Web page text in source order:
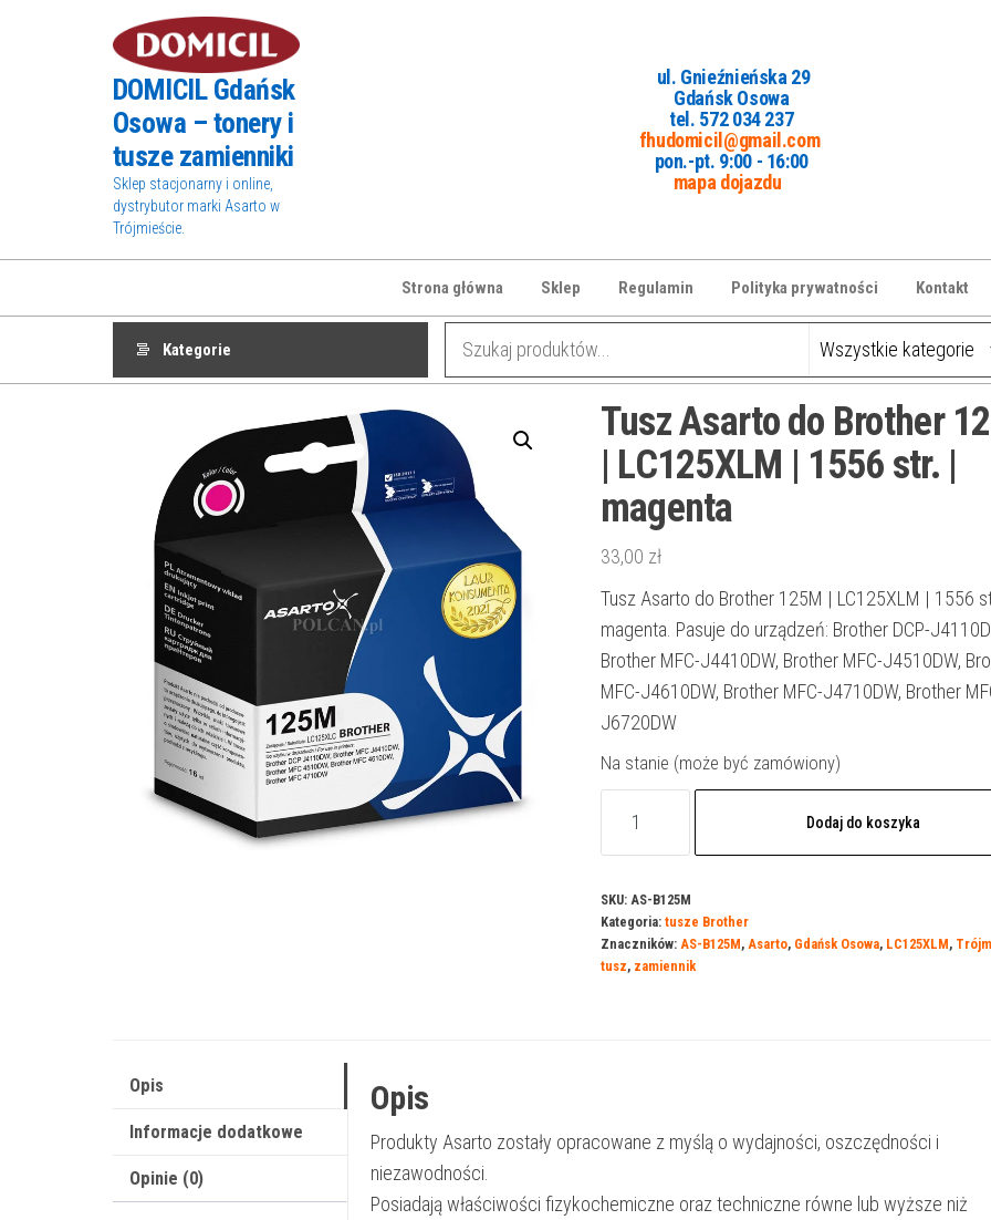
DOMICIL Gdańsk
Osowa – tonery i
tusze zamienniki
Sklep stacjonarny i online,
dystrybutor marki Asarto w
Trójmieście.
ul. Gnieźnieńska 29
Gdańsk Osowa
tel. 572 034 237
fhudomicil@gmail.com
pon.-pt. 9:00 - 16:00
mapa dojazdu
Strona główna Sklep Regulamin Polityka prywatności Kontakt
Kategorie
Tusz Asarto do Brother
| LC125XLM | 1556 str. |
magenta
33,00 zł
Tusz Asarto do Brother 125M | LC125XLM | 1556
magenta. Pasuje do urządzeń: Brother DCP-
Brother MFC-J4410DW, Brother MFC-J4510DW,
MFC-J4610DW, Brother MFC-J4710DW, Brother
J6720DW
Na stanie (może być zamówiony)
Tusz
do
Brother
125M
|
Dodaj do koszyka
SKU: AS-B125M
Kategoria: tusze Brother
Znaczników: AS-B125M, Asarto, Gdańsk Osowa, LC125XLM,
tusz, zamiennik
Opis
Informacje dodatkowe
Opinie (0)
Opis
Produkty Asarto zostały opracowane z myślą o wydajności, oszczędności i
niezawodności.
Posiadają właściwości fizykochemiczne oraz techniczne równe lub wyższe niż